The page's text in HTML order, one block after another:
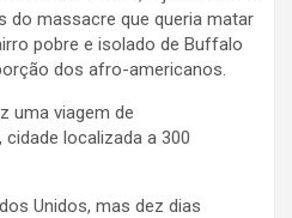
do massacre que queria matar
pobre e isolado de Buffalo
dos afro-americanos.
uma viagem de
localizada a 300
Unidos, mas dez dias